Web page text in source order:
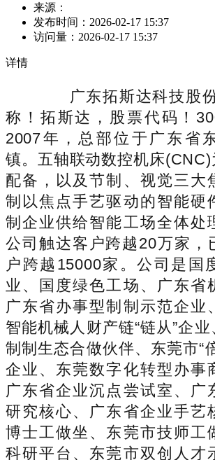
来源：
发布时间： 2026-02-17 15:37
访问量： 2026-02-17 15:37
详情
广东拓斯达科技股份
称！拓斯达，股票代码！
2007年，总部位于广东省
镇。五轴联动数控机床
配备，以及节制、视觉三大
制以焦点手艺驱动的智能硬
制企业供给智能工场全体处
公司触达客户跨越20万家，
户跨越15000家。公司是国
业、国度绿色工场、广东省
广东省办事型制制示范企业
智能机械人财产链“链从”企
制制生态合做伙伴、东莞市“
企业、东莞数字化转型办事
广东省企业沉点尝试室、广
研究核心、广东省企业手艺
博士工做坐、东莞市技师工
科研平台、东莞市双创人才